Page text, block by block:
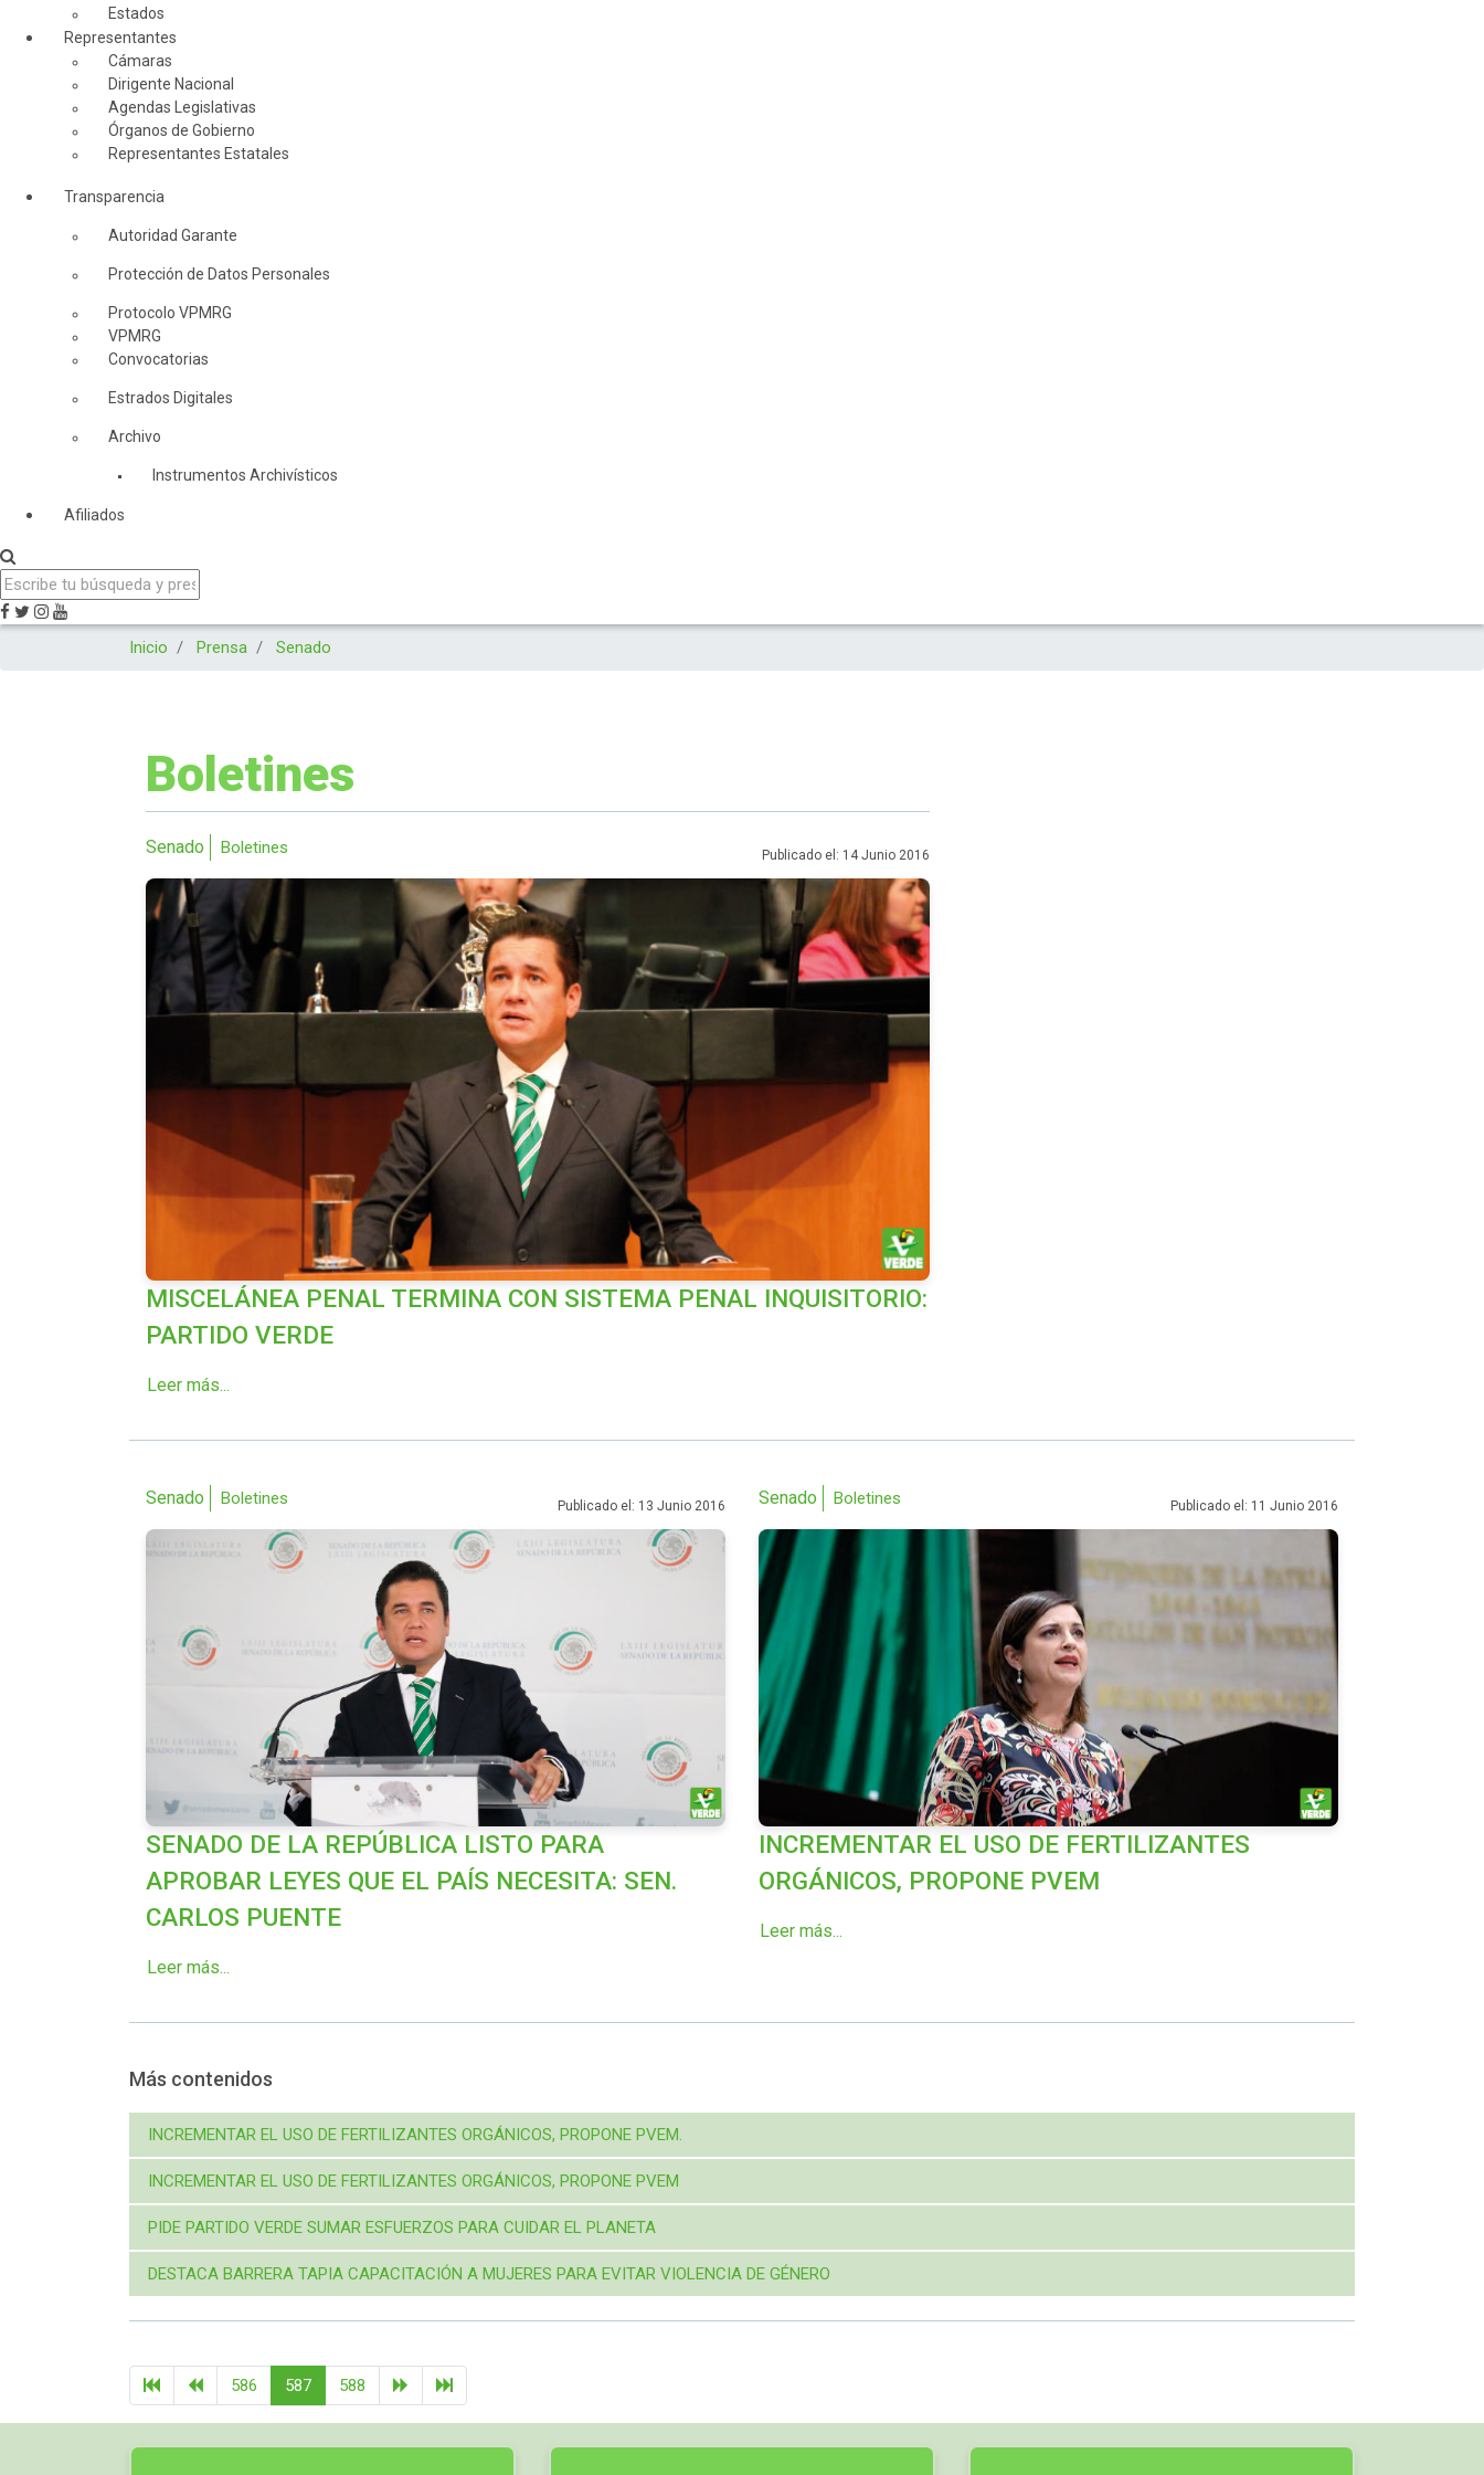
Estados
Representantes
Cámaras
Dirigente Nacional
Agendas Legislativas
Órganos de Gobierno
Representantes Estatales
Transparencia
Autoridad Garante
Protección de Datos Personales
Protocolo VPMRG
VPMRG
Convocatorias
Estrados Digitales
Archivo
Instrumentos Archivísticos
Afiliados
Inicio Prensa Senado
Boletines
Senado Boletines Publicado el: 14 Junio 2016
MISCELÁNEA PENAL TERMINA CON SISTEMA PENAL INQUISITORIO:
PARTIDO VERDE
Leer más...
Senado Boletines Publicado el: 13 Junio 2016
SENADO DE LA REPÚBLICA LISTO PARA
APROBAR LEYES QUE EL PAÍS NECESITA: SEN.
CARLOS PUENTE
Leer más...
Senado Boletines Publicado el: 11 Junio 2016
INCREMENTAR EL USO DE FERTILIZANTES
ORGÁNICOS, PROPONE PVEM
Leer más...
Más contenidos
INCREMENTAR EL USO DE FERTILIZANTES ORGÁNICOS, PROPONE PVEM.
INCREMENTAR EL USO DE FERTILIZANTES ORGÁNICOS, PROPONE PVEM
PIDE PARTIDO VERDE SUMAR ESFUERZOS PARA CUIDAR EL PLANETA
DESTACA BARRERA TAPIA CAPACITACIÓN A MUJERES PARA EVITAR VIOLENCIA DE GÉNERO
586 587 588